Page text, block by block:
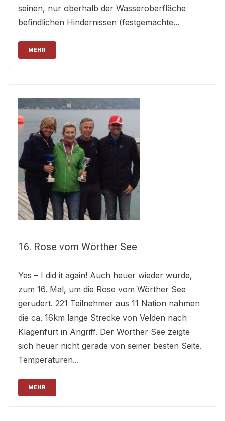
seinen, nur oberhalb der Wasseroberfläche
befindlichen Hindernissen (festgemachte...
MEHR
16. Rose vom Wörther See
Yes – I did it again! Auch heuer wieder wurde,
zum 16. Mal, um die Rose vom Wörther See
gerudert. 221 Teilnehmer aus 11 Nation nahmen
die ca. 16km lange Strecke von Velden nach
Klagenfurt in Angriff. Der Wörther See zeigte
sich heuer nicht gerade von seiner besten Seite.
Temperaturen...
MEHR